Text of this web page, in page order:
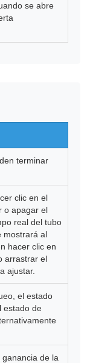
se abre
terminar
clic en el
o apagar el
real del tubo
mostrará al
hacer clic en
arrastrar el
ajustar.
el estado
estado de
de la